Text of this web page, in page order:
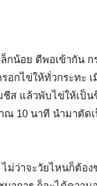
กน้อย ตีพอเข้ากัน
กไข่ให้ทั่วกระทะ เ
ส แล้วพับไข่ให้เป็น
ณ 10 นาที นำมาตั
ม่ว่าจะวัยไหนก็ต้อ